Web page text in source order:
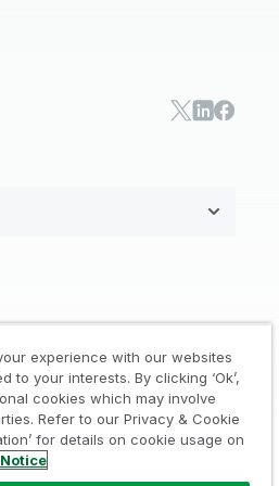
/ Confiança /
informações
experience with our websites
to your interests. By clicking ‘Ok’,
cookies which may involve
Refer to our Privacy & Cookie
for details on cookie usage on